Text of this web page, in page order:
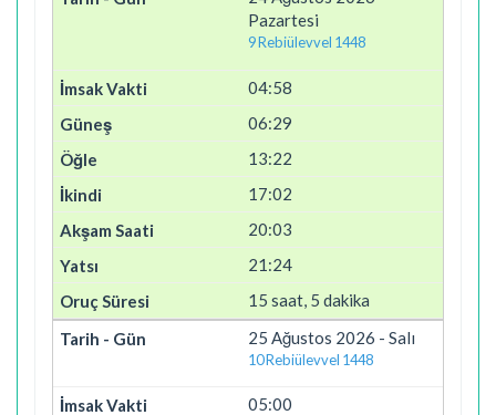
Pazartesi
9 Rebiülevvel 1448
04:58
06:29
13:22
17:02
20:03
21:24
15 saat, 5 dakika
25 Ağustos 2026 - Salı
10 Rebiülevvel 1448
05:00